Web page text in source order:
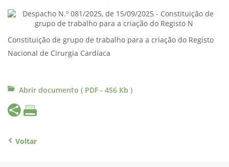
Constituição de grupo de trabalho para a criação do Registo
Nacional de Cirurgia Cardíaca
Abrir documento ( PDF - 456 Kb )
Voltar